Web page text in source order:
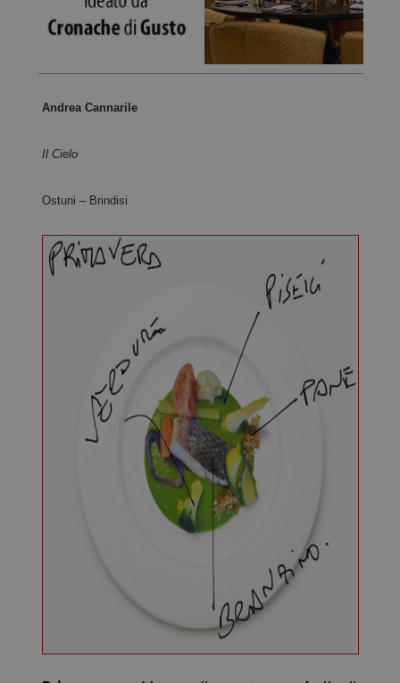
Andrea Cannarile
Il Cielo
Ostuni – Brindisi